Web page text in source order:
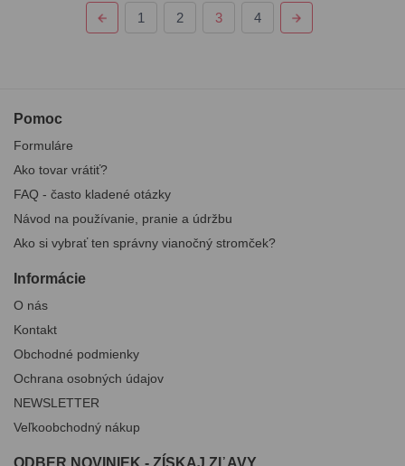
1 2 3 4
Pomoc
Formuláre
Ako tovar vrátiť?
FAQ - často kladené otázky
Návod na používanie, pranie a údržbu
Ako si vybrať ten správny vianočný stromček?
Informácie
O nás
Kontakt
Obchodné podmienky
Ochrana osobných údajov
NEWSLETTER
Veľkoobchodný nákup